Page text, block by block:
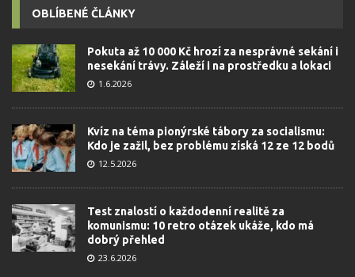
OBLÍBENÉ ČLÁNKY
Pokuta až 10 000 Kč hrozí za nesprávné sekání i
nesekání trávy. Záleží i na prostředku a lokaci
1.6.2026
Kvíz na téma pionýrské tábory za socialismu:
Kdo je zažil, bez problému získá 12 ze 12 bodů
12.5.2026
Test znalostí o každodenní realitě za
komunismu: 10 retro otázek ukáže, kdo má
dobrý přehled
23.6.2026